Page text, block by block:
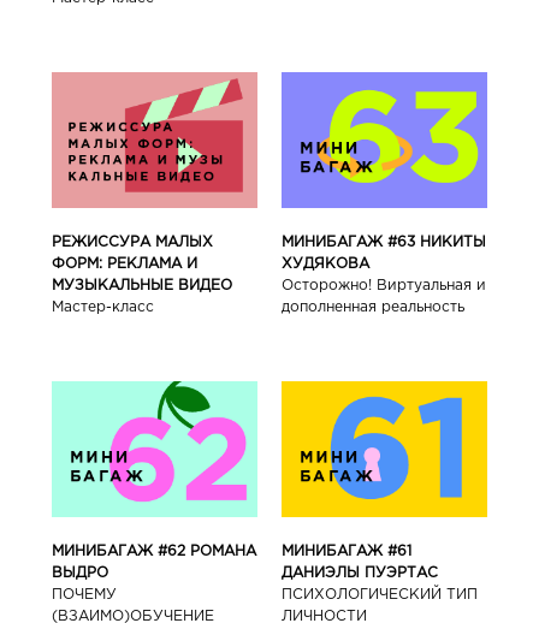
РЕЖИССУРА МАЛЫХ
ФОРМ: РЕКЛАМА И
МУЗЫКАЛЬНЫЕ ВИДЕО
Мастер-класс
МИНИБАГАЖ #63 НИКИТЫ
ХУДЯКОВА
Осторожно! Виртуальная и
дополненная реальность
МИНИБАГАЖ #62 РОМАНА
ВЫДРО
ПОЧЕМУ
(ВЗАИМО)ОБУЧЕНИЕ
МИНИБАГАЖ #61
ДАНИЭЛЫ ПУЭРТАС
ПСИХОЛОГИЧЕСКИЙ ТИП
ЛИЧНОСТИ